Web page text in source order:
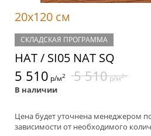
20x120 см
СКЛАДСКАЯ ПРОГРАММА
НАТ / SI05 NAT SQ
5 510 р/м2 5 510р/м2
В наличии
Цена будет уточнена менеджером
зависимости от необходимого